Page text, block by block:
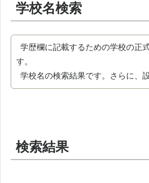
学校名検索
学歴欄に記載するための学校の正
す。
学校名の検索結果です。さらに、
検索結果